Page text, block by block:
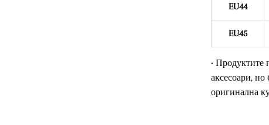
EU44
EU45
• Продуктите
аксесоари,
оригинална